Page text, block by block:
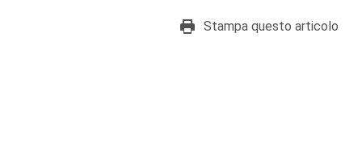
Stampa questo articolo